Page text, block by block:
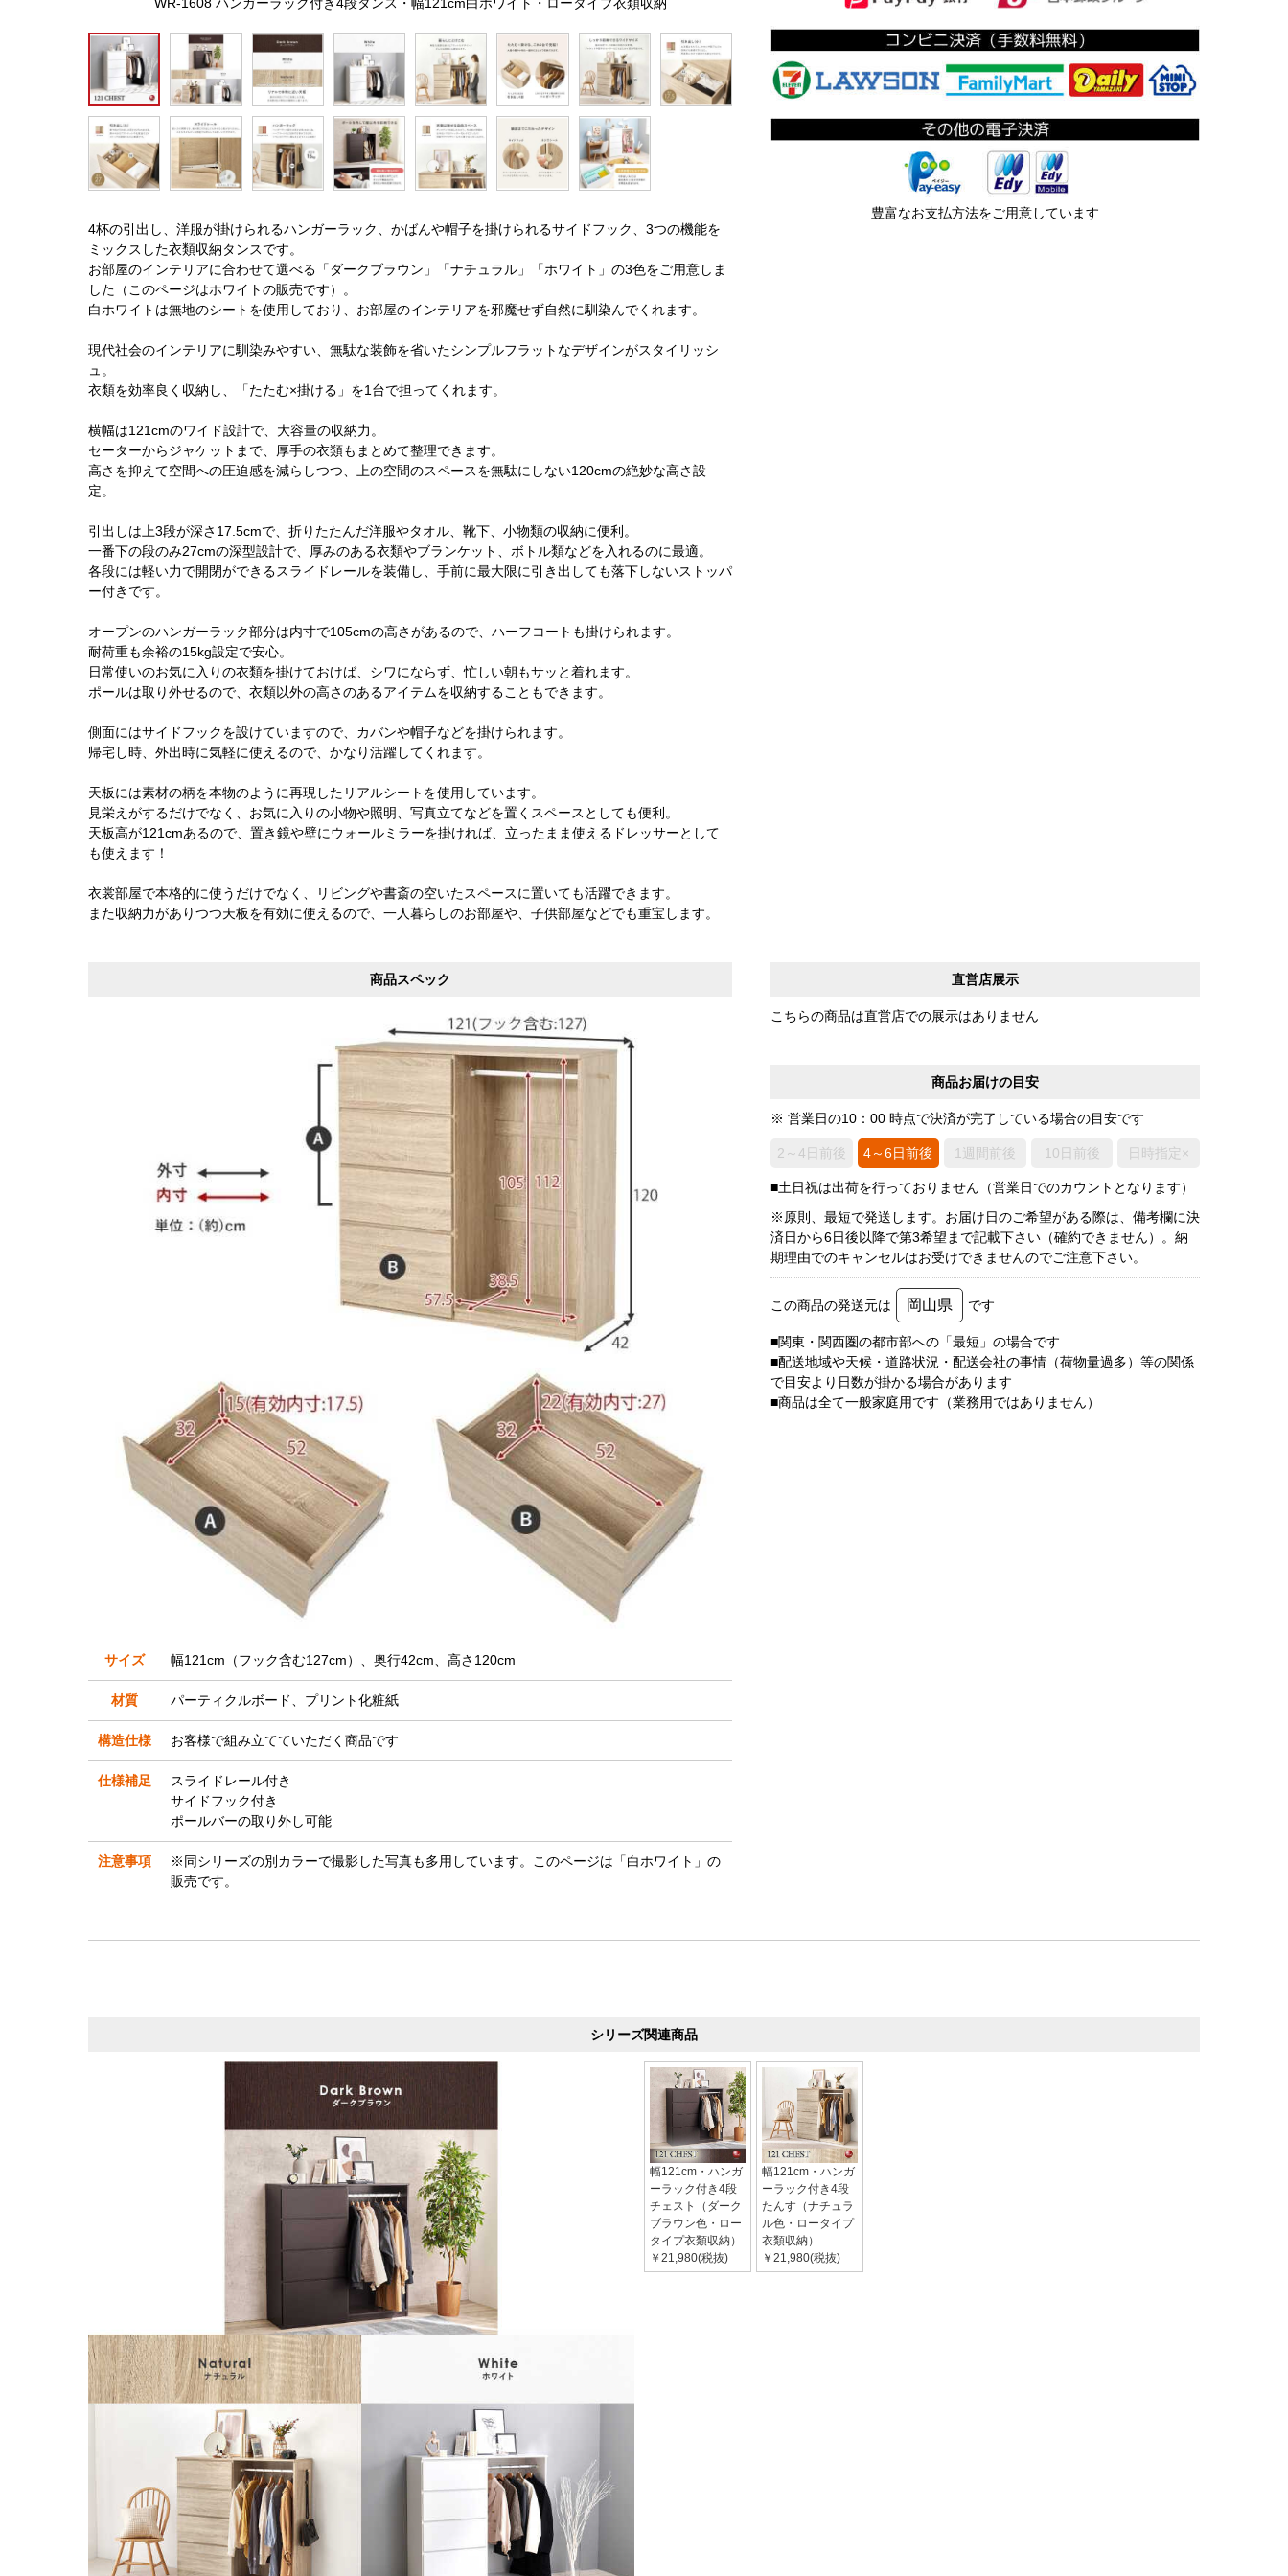
4杯の引出し、洋服が掛けられるハンガーラック、かばんや帽子を掛けられるサイドフック、3つの機能を
ミックスした衣類収納タンスです。
お部屋のインテリアに合わせて選べる「ダークブラウン」「ナチュラル」「ホワイト」の3色をご用意しま
した（このページはホワイトの販売です）。
白ホワイトは無地のシートを使用しており、お部屋のインテリアを邪魔せず自然に馴染んでくれます。
現代社会のインテリアに馴染みやすい、無駄な装飾を省いたシンプルフラットなデザインがスタイリッシ
ュ。
衣類を効率良く収納し、「たたむ×掛ける」を1台で担ってくれます。
横幅は121cmのワイド設計で、大容量の収納力。
セーターからジャケットまで、厚手の衣類もまとめて整理できます。
高さを抑えて空間への圧迫感を減らしつつ、上の空間のスペースを無駄にしない120cmの絶妙な高さ設
定。
引出しは上3段が深さ17.5cmで、折りたたんだ洋服やタオル、靴下、小物類の収納に便利。
一番下の段のみ27cmの深型設計で、厚みのある衣類やブランケット、ボトル類などを入れるのに最適。
各段には軽い力で開閉ができるスライドレールを装備し、手前に最大限に引き出しても落下しないストッパ
ー付きです。
オープンのハンガーラック部分は内寸で105cmの高さがあるので、ハーフコートも掛けられます。
耐荷重も余裕の15kg設定で安心。
日常使いのお気に入りの衣類を掛けておけば、シワにならず、忙しい朝もサッと着れます。
ポールは取り外せるので、衣類以外の高さのあるアイテムを収納することもできます。
側面にはサイドフックを設けていますので、カバンや帽子などを掛けられます。
帰宅し時、外出時に気軽に使えるので、かなり活躍してくれます。
天板には素材の柄を本物のように再現したリアルシートを使用しています。
見栄えがするだけでなく、お気に入りの小物や照明、写真立てなどを置くスペースとしても便利。
天板高が121cmあるので、置き鏡や壁にウォールミラーを掛ければ、立ったまま使えるドレッサーとして
も使えます！
衣裳部屋で本格的に使うだけでなく、リビングや書斎の空いたスペースに置いても活躍できます。
また収納力がありつつ天板を有効に使えるので、一人暮らしのお部屋や、子供部屋などでも重宝します。
豊富なお支払方法をご用意しています
直営店展示
こちらの商品は直営店での展示はありません
商品お届けの目安
※ 営業日の10：00 時点で決済が完了している場合の目安です
2～4日前後 4～6日前後 1週間前後 10日前後 日時指定×
■土日祝は出荷を行っておりません（営業日でのカウントとなります）
※原則、最短で発送します。お届け日のご希望がある際は、備考欄に決
済日から6日後以降で第3希望まで記載下さい（確約できません）。納
期理由でのキャンセルはお受けできませんのでご注意下さい。
この商品の発送元は 岡山県 です
■関東・関西圏の都市部への「最短」の場合です
■配送地域や天候・道路状況・配送会社の事情（荷物量過多）等の関係
で目安より日数が掛かる場合があります
■商品は全て一般家庭用です（業務用ではありません）
商品スペック
サイズ 幅121cm（フック含む127cm）、奥行42cm、高さ120cm
材質 パーティクルボード、プリント化粧紙
構造仕様 お客様で組み立てていただく商品です
仕様補足
スライドレール付き
サイドフック付き
ポールバーの取り外し可能
注意事項
※同シリーズの別カラーで撮影した写真も多用しています。このページは「白ホワイト」の
販売です。
シリーズ関連商品
幅121cm・ハンガ
ーラック付き4段
チェスト（ダーク
ブラウン色・ロー
タイプ衣類収納）
￥21,980(税抜)
幅121cm・ハンガ
ーラック付き4段
たんす（ナチュラ
ル色・ロータイプ
衣類収納）
￥21,980(税抜)